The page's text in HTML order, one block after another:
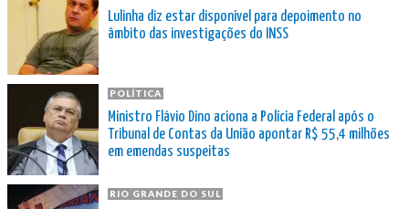
Lulinha diz estar disponível para depoimento no
âmbito das investigações do INSS
POLÍTICA
Ministro Flávio Dino aciona a Polícia Federal após o
Tribunal de Contas da União apontar R$ 55,4 milhões
em emendas suspeitas
RIO GRANDE DO SUL